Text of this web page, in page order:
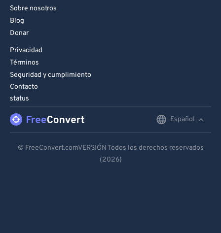
Sobre nosotros
Blog
Donar
Privacidad
Términos
Seguridad y cumplimiento
Contacto
status
Español
Español
© FreeConvert.comVERSIÓN Todos los derechos reservados
(2026)